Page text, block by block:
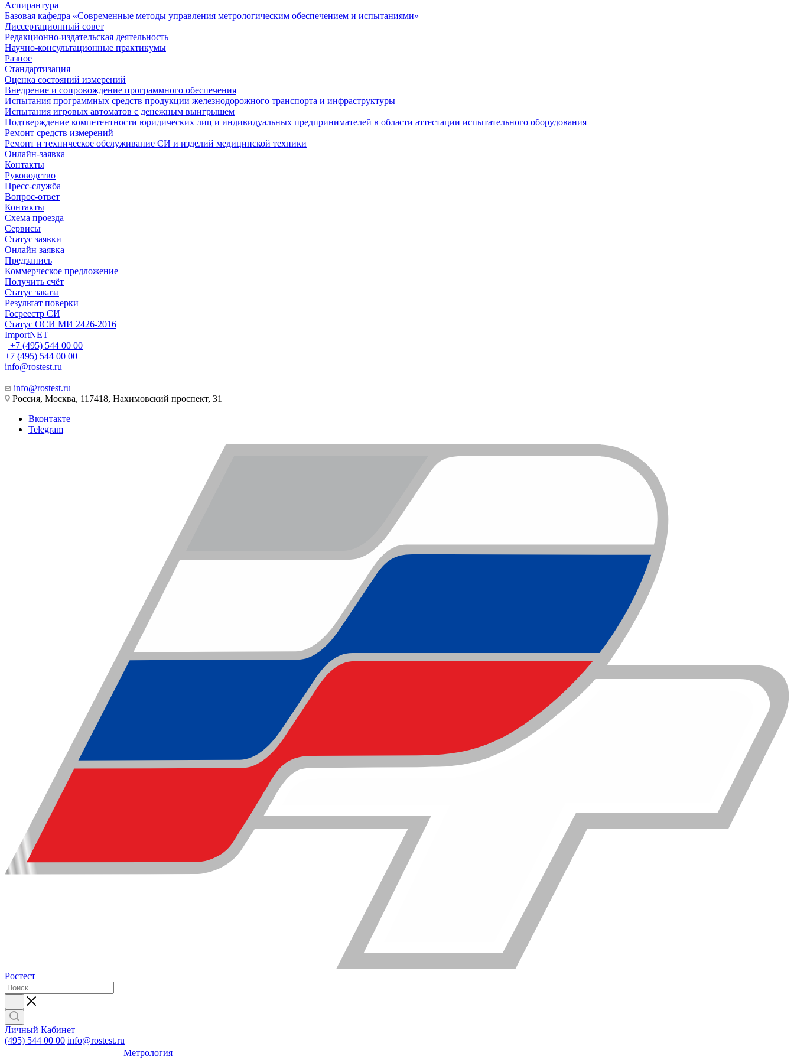
Аспирантура
Базовая кафедра «Современные методы управления метрологическим обеспечением и испытаниями»
Диссертационный совет
Редакционно-издательская деятельность
Научно-консультационные практикумы
Разное
Стандартизация
Оценка состояний измерений
Внедрение и сопровождение программного обеспечения
Испытания программных средств продукции железнодорожного транспорта и инфраструктуры
Испытания игровых автоматов с денежным выигрышем
Подтверждение компетентности юридических лиц и индивидуальных предпринимателей в области аттестации испытательного оборудования
Ремонт средств измерений
Ремонт и техническое обслуживание СИ и изделий медицинской техники
Онлайн-заявка
Контакты
Руководство
Пресс-служба
Вопрос-ответ
Контакты
Схема проезда
Сервисы
Статус заявки
Онлайн заявка
Предзапись
Коммерческое предложение
Получить счёт
Статус заказа
Результат поверки
Госреестр СИ
Статус ОСИ МИ 2426-2016
ImportNET
+7 (495) 544 00 00
+7 (495) 544 00 00
info@rostest.ru
info@rostest.ru
Россия, Москва, 117418, Нахимовский проспект, 31
Вконтакте
Telegram
Ростест
Личный Кабинет
(495) 544 00 00 info@rostest.ru
Метрология